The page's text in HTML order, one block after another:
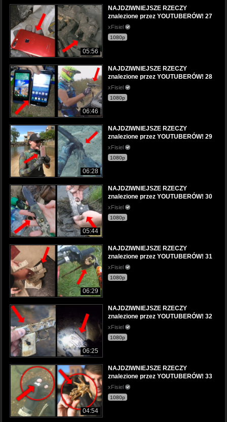
05:56
NAJDZIWNIEJSZE RZECZY
znalezione przez YOUTUBERÓW! 27
xFisiel
1080p
06:46
NAJDZIWNIEJSZE RZECZY
znalezione przez YOUTUBERÓW! 28
xFisiel
1080p
06:28
NAJDZIWNIEJSZE RZECZY
znalezione przez YOUTUBERÓW! 29
xFisiel
1080p
05:44
NAJDZIWNIEJSZE RZECZY
znalezione przez YOUTUBERÓW! 30
xFisiel
1080p
06:29
NAJDZIWNIEJSZE RZECZY
znalezione przez YOUTUBERÓW! 31
xFisiel
1080p
06:25
NAJDZIWNIEJSZE RZECZY
znalezione przez YOUTUBERÓW! 32
xFisiel
1080p
04:54
NAJDZIWNIEJSZE RZECZY
znalezione przez YOUTUBERÓW! 33
xFisiel
1080p